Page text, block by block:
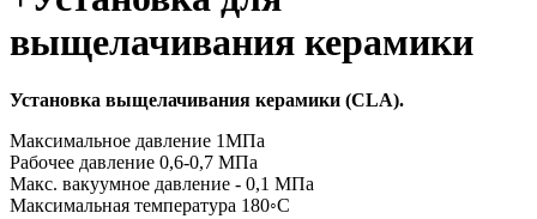
выщелачивания керамики
Установка выщелачивания керамики (CLA).
Максимальное давление 1МПа
Рабочее давление 0,6-0,7 МПа
Макс. вакуумное давление - 0,1 МПа
Максимальная температура 180◦С